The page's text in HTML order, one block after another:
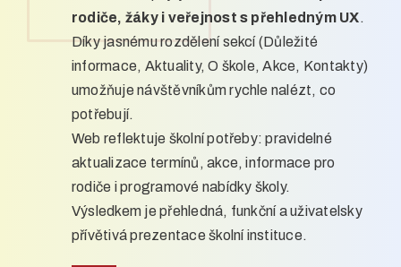
rodiče, žáky i veřejnost s přehledným UX.
Díky jasnému rozdělení sekcí (Důležité
informace, Aktuality, O škole, Akce, Kontakty)
umožňuje návštěvníkům rychle nalézt, co
potřebují.
Web reflektuje školní potřeby: pravidelné
aktualizace termínů, akce, informace pro
rodiče i programové nabídky školy.
Výsledkem je přehledná, funkční a uživatelsky
přívětivá prezentace školní instituce.